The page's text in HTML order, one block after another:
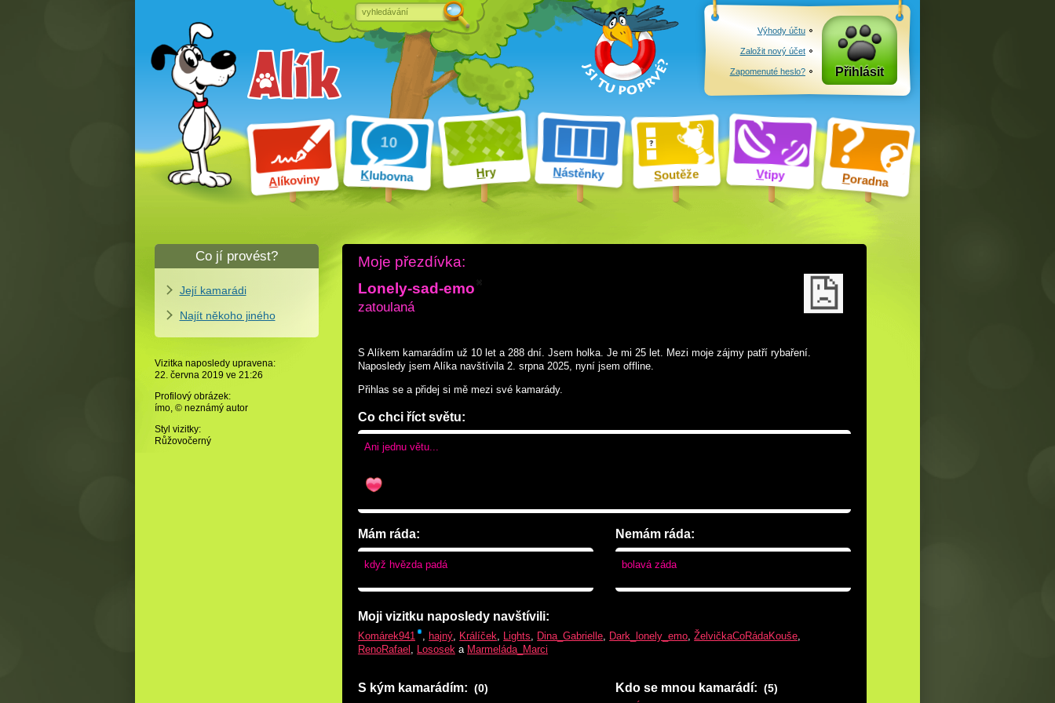
Alíkoviny Klubovna Hry Nástěnky Soutěže Vtipy Poradna
Výhody účtu
Založit nový účet
Zapomenuté heslo? Přihlásit
Moje přezdívka:
Lonely-sad-emo
zatoulaná
S Alíkem kamarádím už 10 let a 288 dní . Jsem holka. Je mi 25 let. Mezi moje zájmy patří rybaření.
Naposledy jsem Alíka navštívila 2. srpna 2025, nyní jsem offline.
Přihlas se a přidej si mě mezi své kamarády.
Co chci říct světu:
Ani jednu větu...
Mám ráda:
když hvězda padá
Nemám ráda:
bolavá záda
Moji vizitku naposledy navštívili:
Komárek941 , hajný, Králíček, Lights, Dina_Gabrielle, Dark_lonely_emo,ŽelvičkaCoRádaKouše,
RenoRafael , Lososek a Marmeláda_Marci
S kým kamarádím: (0) Kdo se mnou kamarádí: (5)
Co jí provést?
Její kamarádi
Najít někoho jiného
Vizitka naposledy upravena:
22. června 2019 ve 21:26
Profilový obrázek:
ímo, © neznámý autor
Styl vizitky:
Růžovočerný